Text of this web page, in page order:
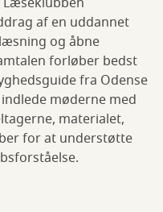
af en uddannet
og åbne
forløber bedst
fra Odense
møderne med
materialet,
for at understøtte